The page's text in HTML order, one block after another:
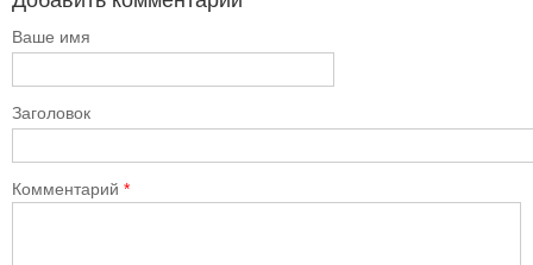
Ваше имя
Заголовок
Комментарий *